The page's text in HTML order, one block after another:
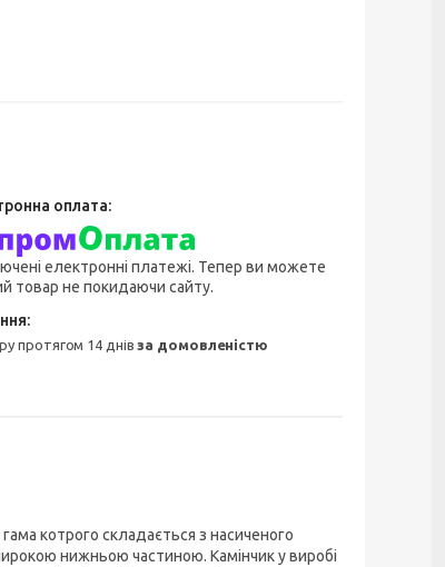
електронні платежі. Тепер ви можете
товар не покидаючи сайту.
протягом 14 днівза домовленістю
котрого складається з насиченого
нижньою частиною. Камінчик у виробі